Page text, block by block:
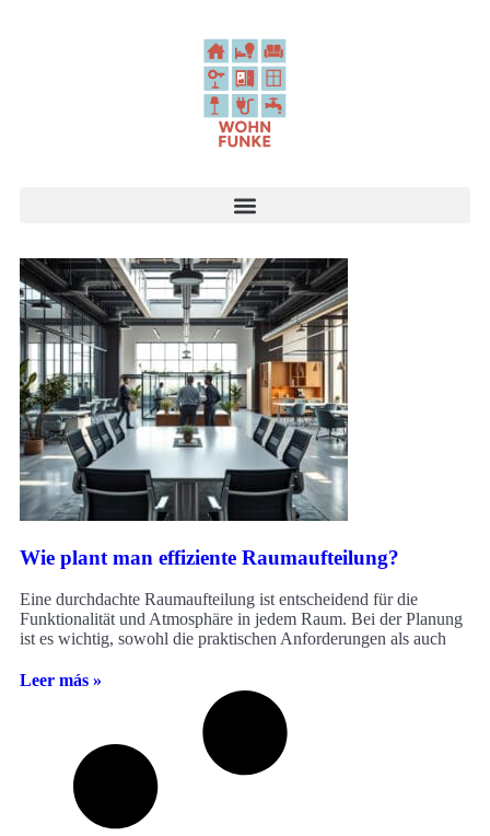
Wie plant man effiziente Raumaufteilung?
Eine durchdachte Raumaufteilung ist entscheidend für die
Funktionalität und Atmosphäre in jedem Raum. Bei der Planung
ist es wichtig, sowohl die praktischen Anforderungen als auch
Leer más »